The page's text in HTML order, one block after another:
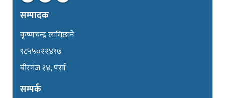
सम्पादक
कृष्णचन्द्र लामिछाने
९८५५०२२४९७
बीरगंज १४, पर्सा
सम्पर्क